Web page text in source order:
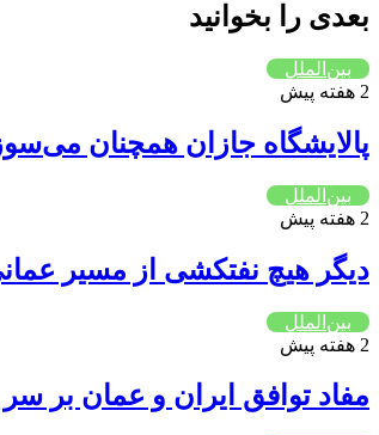
بعدی را بخوانید
بین‌الملل
2 هفته پیش
پالایشگاه جازان همچنان
بین‌الملل
2 هفته پیش
دیگر هیچ نفتکشی از مسیر
بین‌الملل
2 هفته پیش
مفاد توافق ایران و عمان بر